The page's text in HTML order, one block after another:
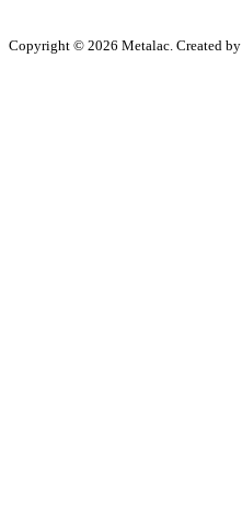
Copyright © 2026 Metalac. Created by